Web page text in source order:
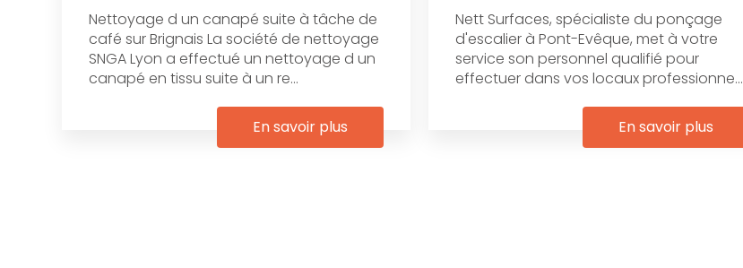
Nettoyage d un canapé suite à tâche de
café sur Brignais La société de nettoyage
SNGA Lyon a effectué un nettoyage d un
canapé en tissu suite à un re...
En savoir plus
Nett Surfaces, spécialiste du ponçage
d'escalier à Pont-Evêque, met à votre
service son personnel qualifié pour
effectuer dans vos locaux professionne...
En savoir plus